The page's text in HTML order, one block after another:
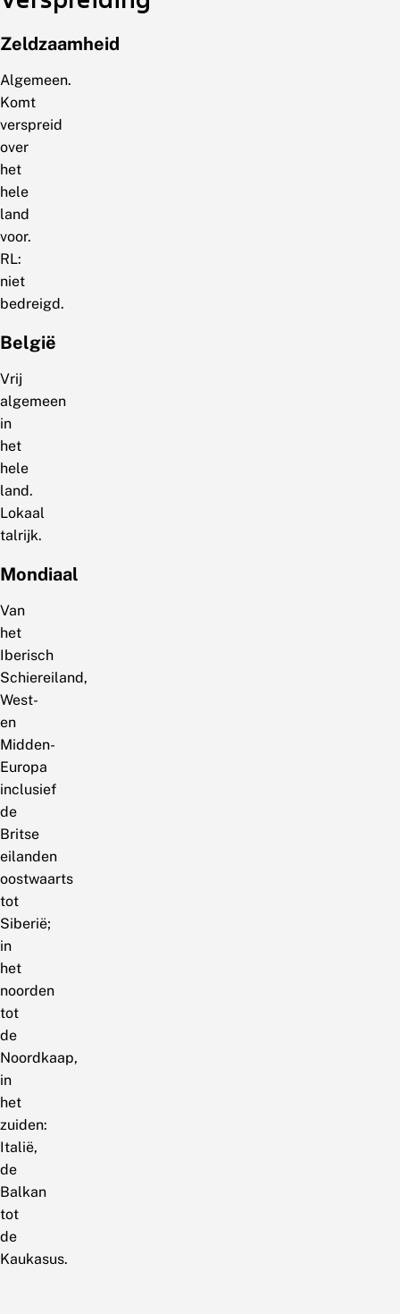
Zeldzaamheid
Algemeen.
Komt
verspreid
over
het
hele
land
voor.
RL:
niet
bedreigd.
België
Vrij
algemeen
in
het
hele
land.
Lokaal
talrijk.
Mondiaal
Van
het
Iberisch
Schiereiland,
West-
en
Midden-
Europa
inclusief
de
Britse
eilanden
oostwaarts
tot
Siberië;
in
het
noorden
tot
de
Noordkaap,
in
het
zuiden:
Italië,
de
Balkan
tot
de
Kaukasus.